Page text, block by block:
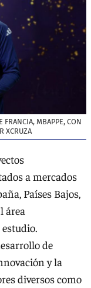
FRANCIA, MBAPPE, CON
XCRUZA
a mercados
Países Bajos,
área
de
y la
diversos como